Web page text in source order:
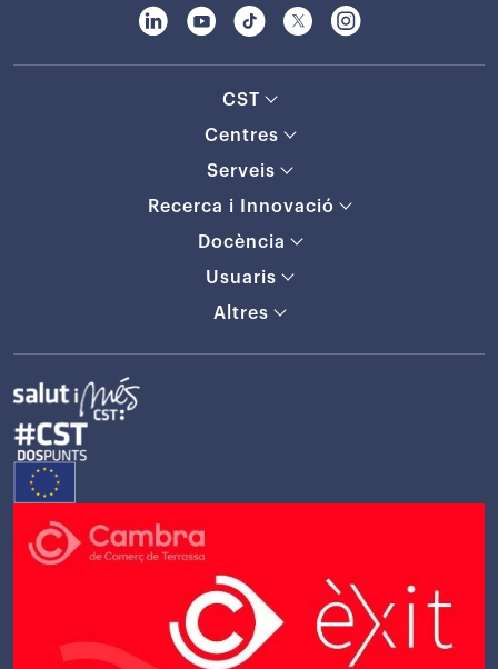
CST
Centres
Serveis
Recerca i Innovació
Docència
Usuaris
Altres